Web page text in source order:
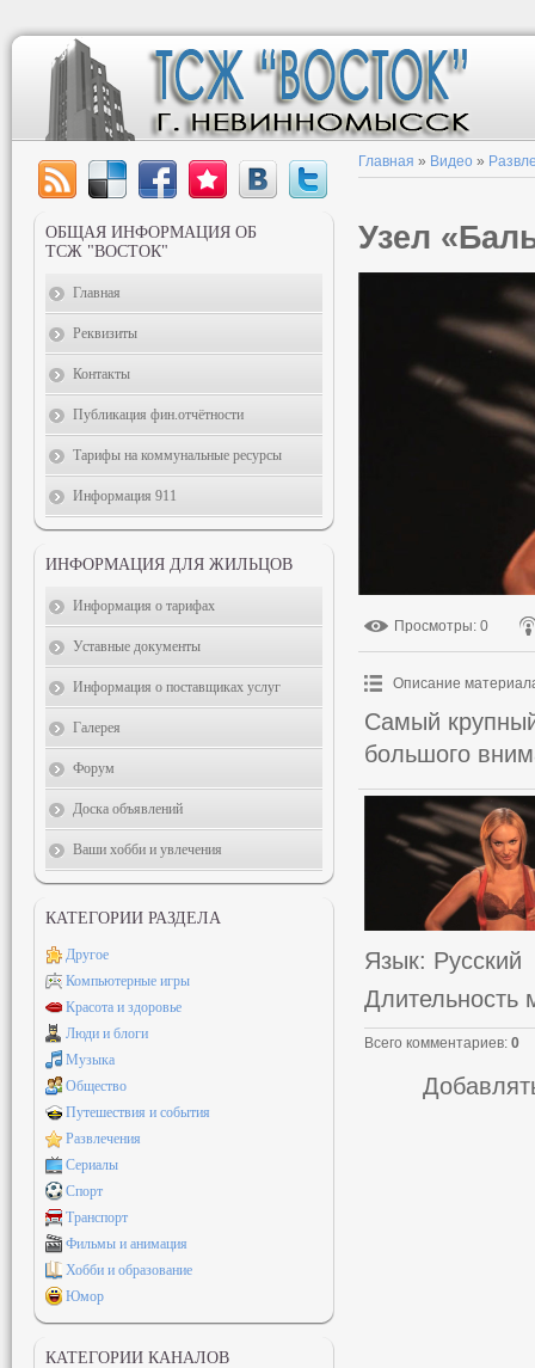
Главная » Видео »
Узел
Просмотры: 0
Описание
Самый
большого
Язык: Русский
Длительность
Всего комментариев: 0
ОБЩАЯ ИНФОРМАЦИЯ ОБ
ТСЖ "ВОСТОК"
Главная
Реквизиты
Контакты
Публикация фин.отчётности
Тарифы на коммунальные ресурсы
Информация 911
ИНФОРМАЦИЯ ДЛЯ ЖИЛЬЦОВ
Информация о тарифах
Уставные документы
Информация о поставщиках услуг
Галерея
Форум
Доска объявлений
Ваши хобби и увлечения
КАТЕГОРИИ РАЗДЕЛА
Другое
Компьютерные игры
Красота и здоровье
Люди и блоги
Музыка
Общество
Путешествия и события
Развлечения
Сериалы
Спорт
Транспорт
Фильмы и анимация
Хобби и образование
Юмор
КАТЕГОРИИ КАНАЛОВ